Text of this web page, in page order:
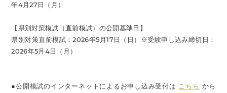
年4月27日（月）
【県別対策模試（直前模試）の公開基準日】
県別対策直前模試：2026年5月17日（日）※受験申し込み締切日：
2026年5月4日（月）
■公開模試のインターネットによるお申し込み受付は こちら から